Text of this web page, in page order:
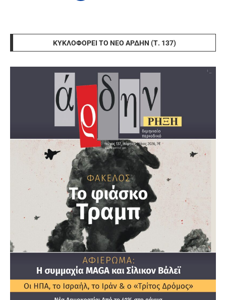
ΚΥΚΛΟΦΟΡΕΊ ΤΟ ΝΈΟ ΆΡΔΗΝ (Τ. 137)